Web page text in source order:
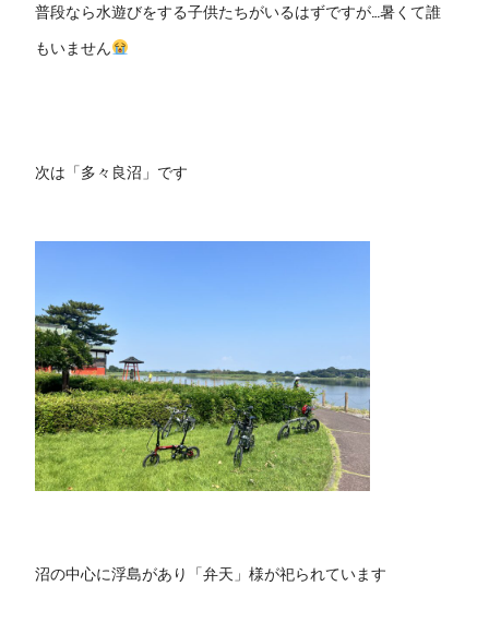
普段なら水遊びをする子供たちがいるはずですが…暑くて誰
もいません
次は「多々良沼」です
沼の中心に浮島があり「弁天」様が祀られています